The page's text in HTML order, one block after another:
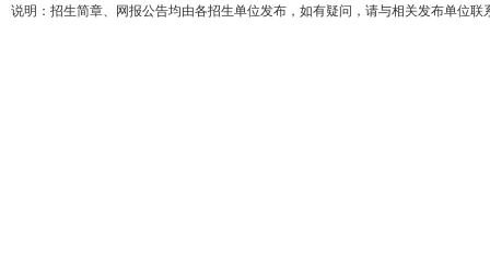
说明：招生简章、网报公告均由各招生单位发布，如有疑问，请与相关发布单位